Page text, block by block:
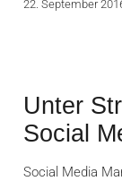
22. September
Unter
Social
Social Media